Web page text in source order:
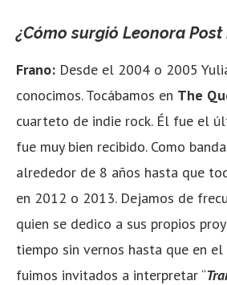
¿Cómo surgió Leonora Post
Frano: Desde el 2004 o 2005
conocimos. Tocábamos en The
cuarteto de indie rock. Él fue el
fue muy bien recibido. Como
alrededor de 8 años hasta que
en 2012 o 2013. Dejamos de
quien se dedico a sus propios
tiempo sin vernos hasta que en
fuimos invitados a interpretar “